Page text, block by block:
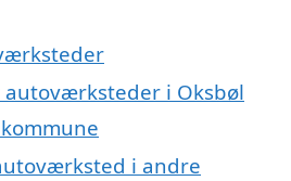
autoværksteder i Oksbøl
i andre